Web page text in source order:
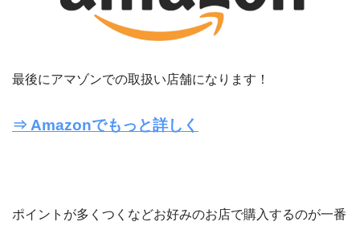
最後にアマゾンでの取扱い店舗になります！
⇒ Amazonでもっと詳しく
ポイントが多くつくなどお好みのお店で購入するのが一番